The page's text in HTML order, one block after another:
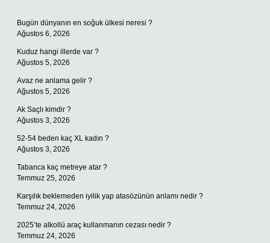
Bugün dünyanın en soğuk ülkesi neresi ?
Ağustos 6, 2026
Kuduz hangi illerde var ?
Ağustos 5, 2026
Avaz ne anlama gelir ?
Ağustos 5, 2026
Ak Saçlı kimdir ?
Ağustos 3, 2026
52-54 beden kaç XL kadın ?
Ağustos 3, 2026
Tabanca kaç metreye atar ?
Temmuz 25, 2026
Karşılık beklemeden iyilik yap atasözünün anlamı nedir ?
Temmuz 24, 2026
2025’te alkollü araç kullanmanın cezası nedir ?
Temmuz 24, 2026